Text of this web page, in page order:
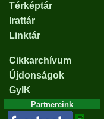
Térképtár
Irattár
Linktár
Cikkarchívum
Újdonságok
GyIK
Partnereink